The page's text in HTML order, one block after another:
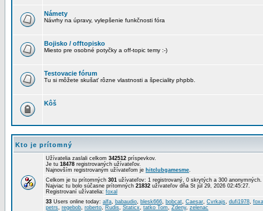
Námety
Návrhy na úpravy, vylepšenie funkčnosti fóra
Bojisko / offtopisko
Miesto pre osobné potyčky a off-topic temy :-)
Testovacie fórum
Tu si môžete skušať rôzne vlastnosti a špeciality phpbb.
Kôš
Kto je prítomný
Užívatelia zaslali celkom 342512 príspevkov.
Je tu 18478 registrovaných užívateľov.
Najnovším registrovaným užívateľom je hitclubgamesme.
Celkom je tu prítomných 301 užívateľov: 1 registrovaný, 0 skrytých a 300
Najviac tu bolo súčasne prítomných 21832 užívateľov dňa St júl 29, 2026 02:45:27.
Registrovaní užívatelia: foxal
33 Users online today: alfa, babaudio, blesk666, bobcat, Caesar, Cvrkajs, dufi1978,
petrs, regebob, roberto, Rudis, Staticx, tatko Tom, Zdeny, zelenac